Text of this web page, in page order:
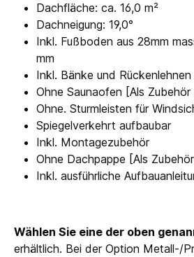
Dachfläche: ca. 16,0 m²
Dachneigung: 19,0°
Inkl. Fußboden aus 28mm
mm
Inkl. Bänke und
Ohne Saunaofen [Als Zubehör
Ohne. Sturmleisten für
Spiegelverkehrt aufbaubar
Inkl. Montagezubehör
Ohne Dachpappe [Als
Inkl. ausführliche
Wählen Sie eine der oben
erhältlich. Bei der Option Metall-/